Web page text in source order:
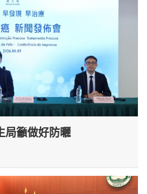
局籲做好防曬